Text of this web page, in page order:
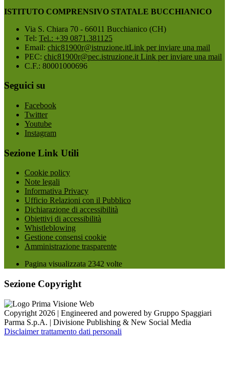
ISTITUTO COMPRENSIVO STATALE BUCCHIANICO
Via S. Chiara 70 - 66011 Bucchianico (CH)
Tel: Tel.: +39 0871.381125
Email: chic81900r@istruzione.itLink per inviare una mail
PEC: chic81900r@pec.istruzione.it Link per inviare una mail
C.F.: 80001000696
Seguici su
Facebook
Twitter
Youtube
Instagram
Sezione Link Utili
Cookie policy
Note legali
Informativa Privacy
Ufficio Relazioni con il Pubblico
Dichiarazione di accessibilità
Obiettivi di accessibilità
Whistleblowing
Gestione consensi cookie
Amministrazione trasparente
Pagina visualizzata 2342 volte
Sezione Copyright
Copyright 2026 | Engineered and powered by Gruppo Spaggiari
Parma S.p.A. | Divisione Publishing & New Social Media
Disclaimer trattamento dati personali